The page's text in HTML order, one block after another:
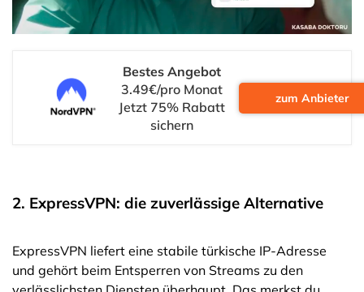
Bestes Angebot
3.49€/pro Monat
Jetzt 75% Rabatt
sichern
zum Anbieter
2. ExpressVPN: die zuverlässige Alternative
ExpressVPN liefert eine stabile türkische IP-Adresse
und gehört beim Entsperren von Streams zu den